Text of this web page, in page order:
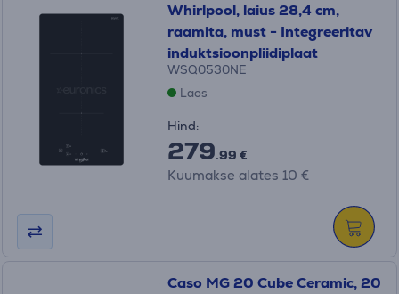
Whirlpool, laius 28,4 cm,
raamita, must - Integreeritav
induktsioonpliidiplaat
WSQ0530NE
Laos
Hind:
279.99 €
Kuumakse alates 10 €
Caso MG 20 Cube Ceramic, 20